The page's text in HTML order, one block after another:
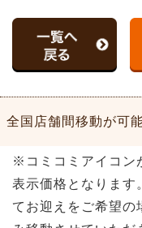
全国店舗間移動が可
※コミコミアイコン
表示価格となります
てお迎えをご希望の